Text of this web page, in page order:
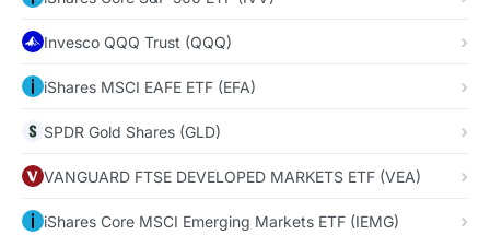
Invesco QQQ Trust (QQQ)
iShares MSCI EAFE ETF (EFA)
SPDR Gold Shares (GLD)
VANGUARD FTSE DEVELOPED MARKETS ETF (VEA)
iShares Core MSCI Emerging Markets ETF (IEMG)